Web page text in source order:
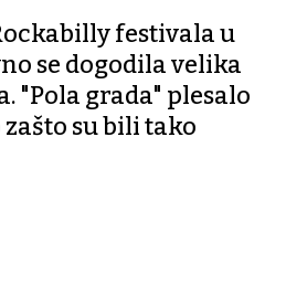
festivala u
se dogodila velika
"Pola grada" plesalo
su bili tako